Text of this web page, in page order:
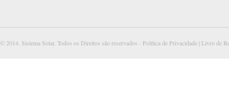
© 2014. Sistema Solar. Todos os Direitos são reservados - Política de Privacidade | Livro de